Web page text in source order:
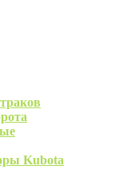
Kubota